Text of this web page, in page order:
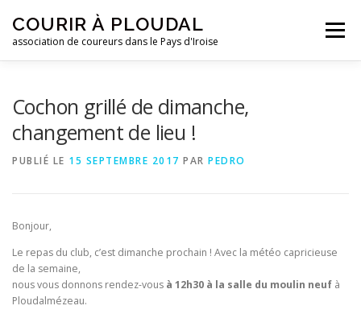
contenu
COURIR À PLOUDAL
association de coureurs dans le Pays d'Iroise
Menu
Cochon grillé de dimanche,
changement de lieu !
PUBLIÉ LE 15 SEPTEMBRE 2017 PAR PEDRO
Bonjour,
Le repas du club, c’est dimanche prochain ! Avec la météo capricieuse
de la semaine,
nous vous donnons rendez-vous à 12h30 à la salle du moulin neuf à
Ploudalmézeau.